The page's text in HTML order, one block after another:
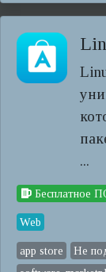
...
Бесплатное
Web
app store Не